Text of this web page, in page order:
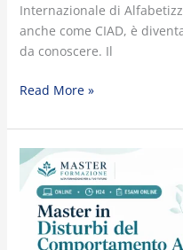
Internazionale di
anche come CIAD, è
da conoscere. Il
Read More »
Disturbi
Comportamento
Alimentare:
perché